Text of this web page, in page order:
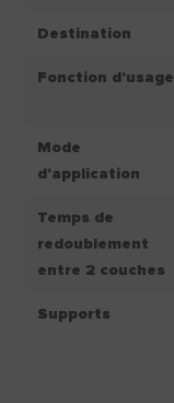
Destination
Fonction d'usage
Mode
d'application
Temps de
redoublement
entre 2 couches
Supports